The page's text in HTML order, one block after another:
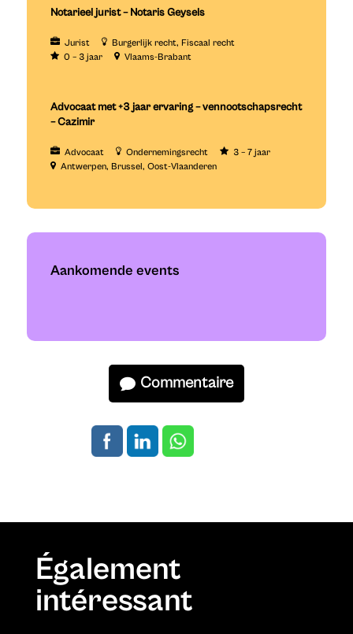
Notarieel jurist – Notaris Geysels
Jurist Burgerlijk recht Fiscaal recht
0 – 3 jaar
Vlaams-Brabant
Advocaat met +3 jaar ervaring – vennootschapsrecht
– Cazimir
Advocaat Ondernemingsrecht
3 – 7 jaar
Antwerpen Brussel Oost-Vlaanderen
Aankomende events
Commentaire
Également
intéressant